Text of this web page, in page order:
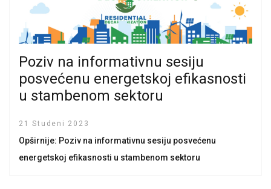
Poziv na informativnu sesiju
posvećenu energetskoj efikasnosti
u stambenom sektoru
21 Studeni 2023
Opširnije: Poziv na informativnu sesiju posvećenu
energetskoj efikasnosti u stambenom sektoru